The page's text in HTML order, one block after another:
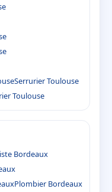
Serrurier Toulouse
Toulouse
Bordeaux
Plombier Bordeaux